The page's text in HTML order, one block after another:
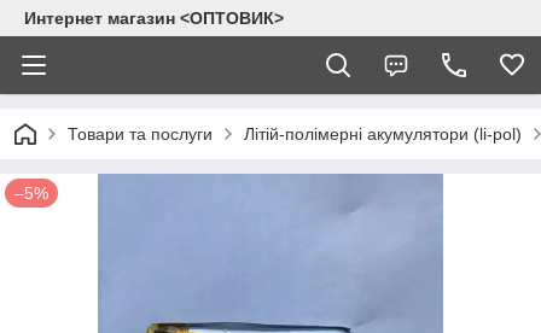
Интернет магазин <ОПТОВИК>
Товари та послуги Літій-полімерні акумулятори (li-pol)
–5%